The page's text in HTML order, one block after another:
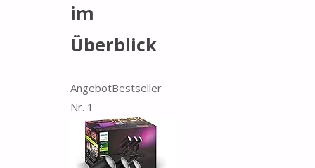
im
Überblick
AngebotBestseller
Nr. 1